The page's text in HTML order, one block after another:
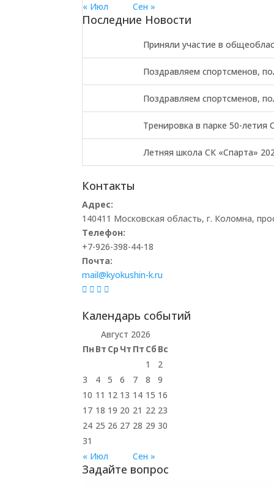
« Июл Сен »
Последние Новости
Приняли участие в
Поздравляем спортсменов,
Поздравляем спортсменов,
Тренировка в парке 50-летия
Летняя школа СК «Спарта»
Контакты
Адрес:
140411 Московская область, г. Коломна,
Телефон:
+7-926-398-44-18
Почта:
mail@kyokushin-k.ru
Календарь событий
Август 2026
Пн Вт Ср Чт Пт Сб Вс
« Июл Сен »
1
2
3
4 5 6 7 8
9
10 11 12 13 14 15 16
17 18 19 20 21 22 23
24 25 26 27 28 29 30
31
Задайте вопрос